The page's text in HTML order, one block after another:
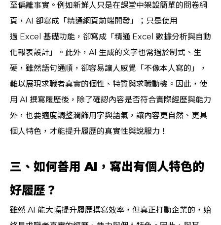
至偏離事實。例如新鮮人只是在課堂中架設簡單的問卷網
頁，AI 卻寫成「精通網頁前端開發」；只是使用
過 Excel 基礎功能，卻寫成「精通 Excel 數據分析與自動
化報表設計」。此外，AI 生成的文字也常過於制式、生
硬，雖然語句通順，卻容易讓人感覺「不像本人寫的」，
難以展現求職者真實的個性、特質與求職動機。因此，使
用 AI 撰寫履歷後，除了確認內容是否符合實際經歷與能力
外，也要適度調整潤飾用字與語氣，讓內容更自然、更具
個人特色，才能提升履歷的真實性與說服力！
三、如何善用 AI，寫出有個人特色的
好履歷？
雖然 AI 能大幅提升履歷撰寫效率，但真正打動企業的，始